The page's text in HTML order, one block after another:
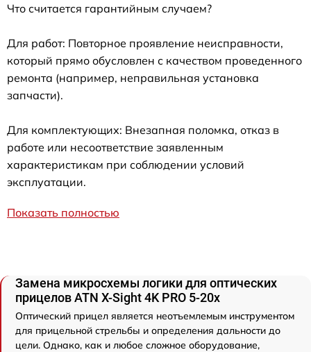
Что считается гарантийным случаем?
Для работ: Повторное проявление неисправности,
который прямо обусловлен с качеством проведенного
ремонта (например, неправильная установка
запчасти).
Для комплектующих: Внезапная поломка, отказ в
работе или несоответствие заявленным
характеристикам при соблюдении условий
эксплуатации.
Показать полностью
Замена микросхемы логики для оптических
прицелов ATN X-Sight 4K PRO 5-20x
Оптический прицел является неотъемлемым инструментом
для прицельной стрельбы и определения дальности до
цели. Однако, как и любое сложное оборудование,